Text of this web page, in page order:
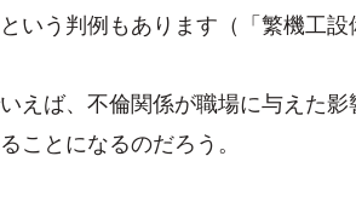
いう判例もあります（「繁機工設
えば、不倫関係が職場に与えた
ことになるのだろう。